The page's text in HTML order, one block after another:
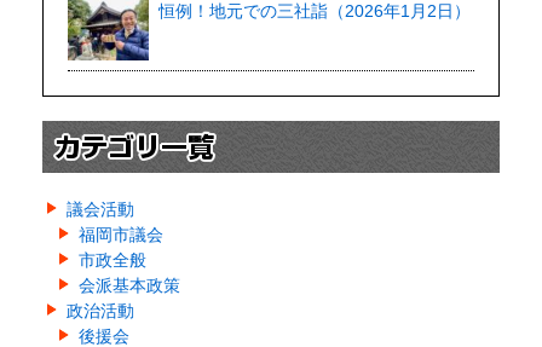
恒例！地元での三社詣（2026年1月2日）
議会活動
福岡市議会
市政全般
会派基本政策
政治活動
後援会